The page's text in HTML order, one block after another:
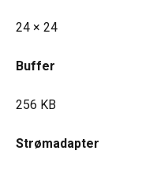
24 × 24
Buffer
256 KB
Strømadapter